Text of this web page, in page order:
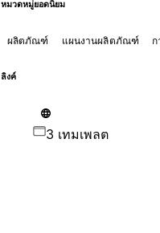
หมวดหมู่ยอดนิยม
ผลิตภัณฑ์ แผนงานผลิตภัณฑ์
ลิงค์
3 เทมเพลต